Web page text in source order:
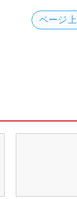
ページ